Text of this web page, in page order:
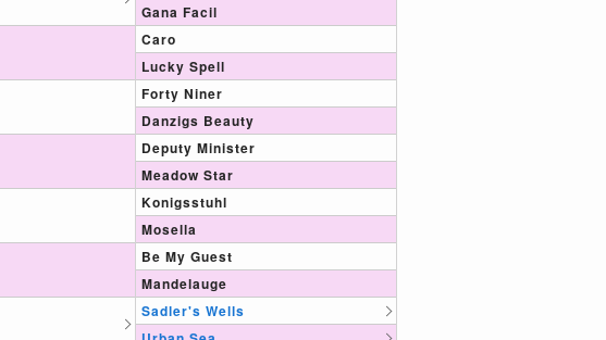
Gana Facil
Caro
Lucky Spell
Forty Niner
Danzigs Beauty
Deputy Minister
Meadow Star
Konigsstuhl
Mosella
Be My Guest
Mandelauge
Sadler's Wells